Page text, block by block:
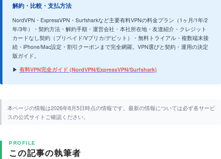
解約・比較・支払方法
NordVPN・ExpressVPN・Surfsharkなど主要有料VPNの料金プラン（1ヶ月/1年/2
年/3年）・契約方法・解約手順・運営会社・本社所在地・友達紹介・クレジット
カードなし契約（プリペイド/Vプリカ/デビット）・無料トライアル・複数端末接
続・iPhone/Mac設定・割引クーポンまで完全網羅。VPN選びと契約・運用の決定
版ガイド。
▶ 有料VPN完全ガイド (NordVPN/ExpressVPN/Surfshark)
本ページの情報は2026年8月5日時点の情報です。最新の情報については必ず各サービ
スの公式サイトご確認ください。
PROFILE
この記事の執筆者